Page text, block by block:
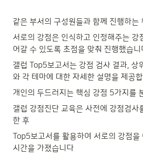
같은 부서의 구성원들과 함께 진행하는
서로의 강점은 인식하고 인정해주는 강
어갈 수 있도록 초점을 맞춰 진행했습니
갤럽 Top5보고서는 강점 검사 결과, 상
와 각 테마에 대한 자세한 설명을 제공
개인의 두드러지는 핵심 강점 5가지를
갤럽 강점진단 교육은 사전에 강점검사
한 후
Top5보고서를 활용하여 서로의 강점을
시간을 가졌습니다